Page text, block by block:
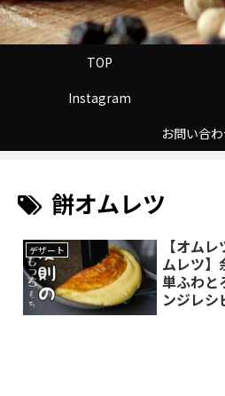
TOP
Instagram
お問い合
餅オムレツ
デザート
【オム
ムレツ】
単ふわと
ンジレシ